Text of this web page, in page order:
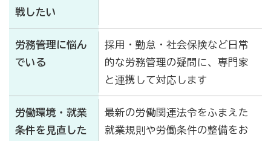
戦したい
労務管理に悩ん
でいる
採用・勤怠・社会保険など日常
的な労務管理の疑問に、専門家
と連携して対応します
労働環境・就業
条件を見直した
最新の労働関連法令をふまえた
就業規則や労働条件の整備をお